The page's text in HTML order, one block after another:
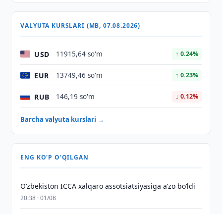
VALYUTA KURSLARI (MB, 07.08.2026)
USD 11915,64 so'm ↑ 0.24%
EUR 13749,46 so'm ↑ 0.23%
RUB 146,19 so'm ↓ 0.12%
Barcha valyuta kurslari →
ENG KO'P O'QILGAN
O‘zbekiston ICCA xalqaro assotsiatsiyasiga aʼzo bo‘ldi
20:38 · 01/08